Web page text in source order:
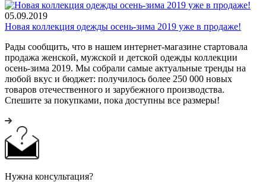
05.09.2019
Новая коллекция одежды осень-зима 2019 уже в продаже!
Рады сообщить, что в нашем интернет-магазине стартовала
продажа женской, мужской и детской одежды коллекции
осень-зима 2019. Мы собрали самые актуальные тренды на
любой вкус и бюджет: получилось более 250 000 новых
товаров отечественного и зарубежного производства.
Спешите за покупками, пока доступны все размеры!
Нужна консультация?